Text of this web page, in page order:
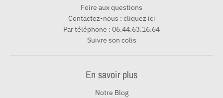
Foire aux questions
Contactez-nous : cliquez ici
Par téléphone : 06.44.63.16.64
Suivre son colis
En savoir plus
Notre Blog